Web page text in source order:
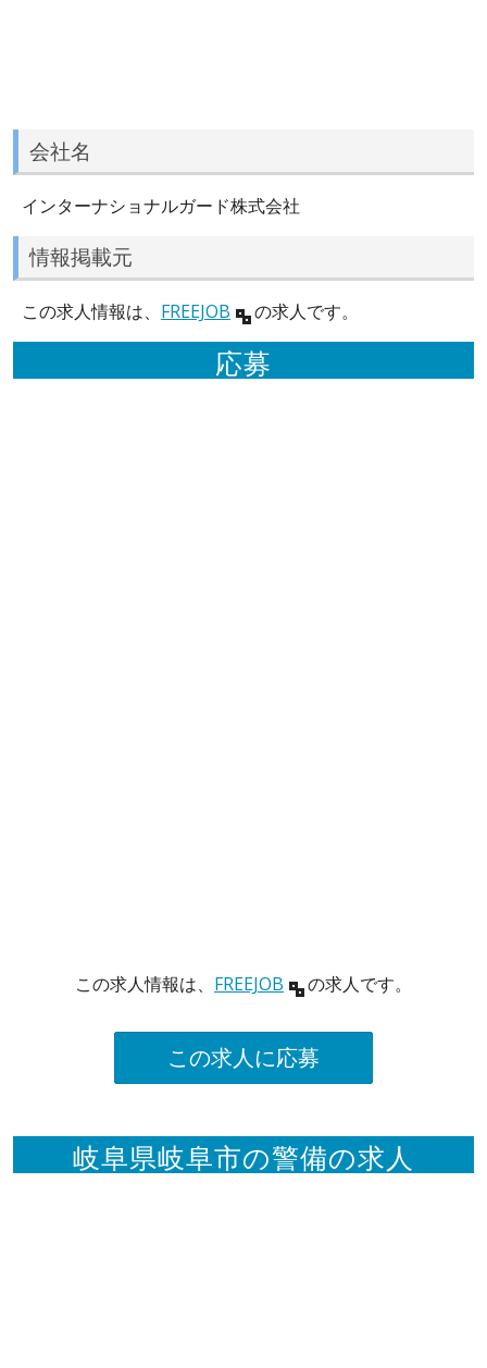
会社名
インターナショナルガード株式会社
情報掲載元
この求人情報は、 FREEJOB の求人です。
応募
この求人情報は、 FREEJOB の求人です。
この求人に応募
岐阜県岐阜市の警備の求人